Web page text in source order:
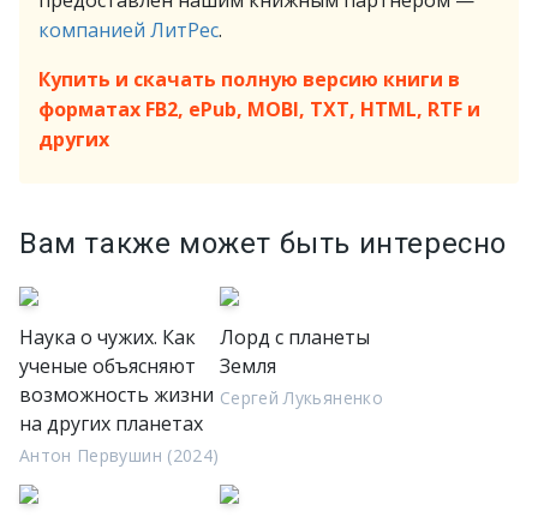
компанией ЛитРес.
Купить и скачать полную версию книги в
форматах FB2, ePub, MOBI, TXT, HTML, RTF и
других
Вам также может быть интересно
Наука о чужих. Как
ученые объясняют
возможность жизни
на других планетах
Антон Первушин (2024)
Лорд с планеты
Земля
Сергей Лукьяненко